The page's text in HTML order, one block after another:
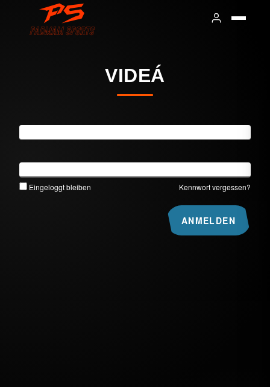
VIDEÁ
Eingeloggt bleiben Kennwort vergessen?